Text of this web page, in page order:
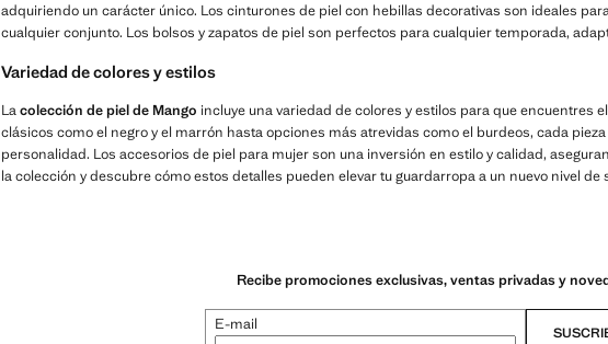
adquiriendo un carácter único. Los cinturones de piel con hebillas decorativas son ideales
cualquier conjunto. Los bolsos y zapatos de piel son perfectos para cualquier temporada,
Variedad de colores y estilos
Lacolección de piel de Mango incluye una variedad de colores y estilos para que encuentres
clásicos como el negro y el marrón hasta opciones más atrevidas como el burdeos, cada
personalidad. Los accesorios de piel para mujer son una inversión en estilo y calidad,
la colección y descubre cómo estos detalles pueden elevar tu guardarropa a un nuevo nivel de
Recibe promociones exclusivas, ventas privadas y
E-mail